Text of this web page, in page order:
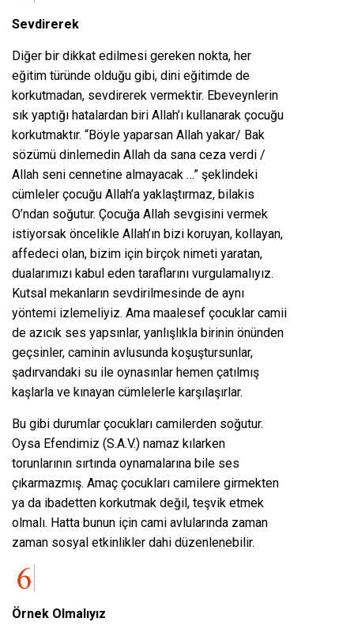
Sevdirerek
Diğer bir dikkat edilmesi gereken nokta, her
eğitim türünde olduğu gibi, dini eğitimde de
korkutmadan, sevdirerek vermektir. Ebeveynlerin
sık yaptığı hatalardan biri Allah’ı kullanarak çocuğu
korkutmaktır. “Böyle yaparsan Allah yakar/ Bak
sözümü dinlemedin Allah da sana ceza verdi /
Allah seni cennetine almayacak …” şeklindeki
cümleler çocuğu Allah’a yaklaştırmaz, bilakis
O’ndan soğutur. Çocuğa Allah sevgisini vermek
istiyorsak öncelikle Allah’ın bizi koruyan, kollayan,
affedeci olan, bizim için birçok nimeti yaratan,
dualarımızı kabul eden taraflarını vurgulamalıyız.
Kutsal mekanların sevdirilmesinde de aynı
yöntemi izlemeliyiz. Ama maalesef çocuklar camii
de azıcık ses yapsınlar, yanlışlıkla birinin önünden
geçsinler, caminin avlusunda koşuştursunlar,
şadırvandaki su ile oynasınlar hemen çatılmış
kaşlarla ve kınayan cümlelerle karşılaşırlar.
Bu gibi durumlar çocukları camilerden soğutur.
Oysa Efendimiz (S.A.V.) namaz kılarken
torunlarının sırtında oynamalarına bile ses
çıkarmazmış. Amaç çocukları camilere girmekten
ya da ibadetten korkutmak değil, teşvik etmek
olmalı. Hatta bunun için cami avlularında zaman
zaman sosyal etkinlikler dahi düzenlenebilir.
Örnek Olmalıyız